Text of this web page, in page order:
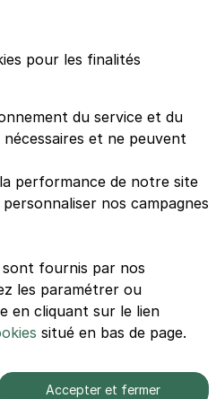
de 20%
réservés - Fabriqué avec soin à
et Paris
pour les finalités
du service et du
et ne peuvent
performance de notre site
nos campagnes
sont fournis par nos
les paramétrer ou
en cliquant sur le lien
situé en bas de page.
Accepter et fermer